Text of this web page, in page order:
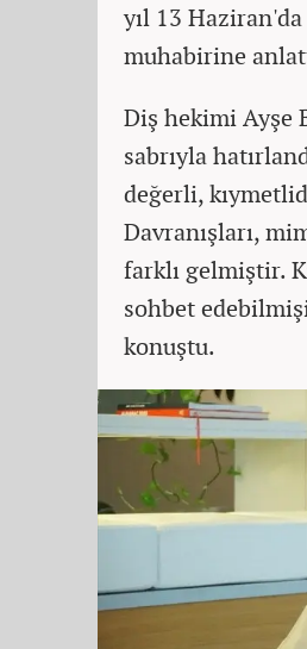
yıl 13
muhabirine
Diş hekimi Ayşe
sabrıyla
değerli,
Davranışları,
farklı gelmiştir.
sohbet
konuştu.